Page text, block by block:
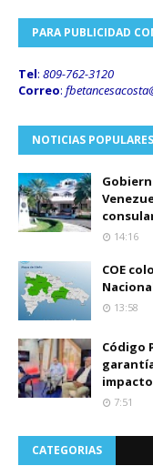
PARA PUBLICIDAD
Tel: 809-762-3120
Correo:
NOTICIAS POPULARES
14:16
COE
13:58
Código
impacto
7:51
CATEGORIAS